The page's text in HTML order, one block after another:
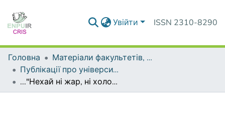
Увійти ISSN 2310-8290
Головна
Матеріали факультетів, інститутів, підрозділів
Публікації про університет у засобах масової інформації
..."Нехай ні жар, ні холод не спинить вас"...